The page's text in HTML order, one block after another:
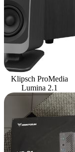
Klipsch ProMedia
Lumina 2.1